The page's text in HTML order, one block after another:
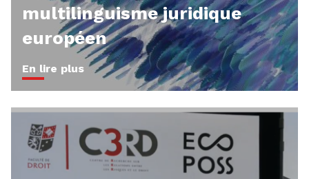
multilinguisme juridique
européen
En lire plus